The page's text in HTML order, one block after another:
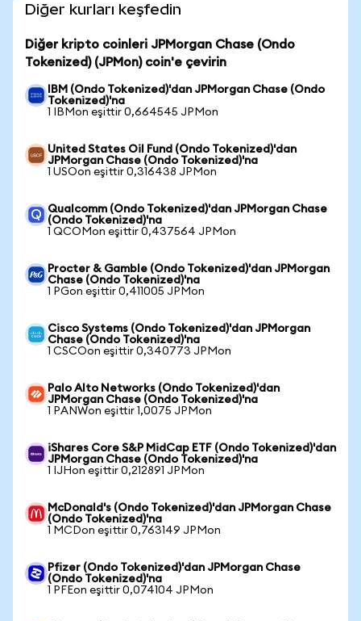
Diğer kurları keşfedin
Diğer kripto coinleri JPMorgan Chase (Ondo
Tokenized) (JPMon) coin'e çevirin
IBM (Ondo Tokenized)'dan JPMorgan Chase (Ondo
Tokenized)'na
1 IBMon eşittir 0,664545 JPMon
United States Oil Fund (Ondo Tokenized)'dan
JPMorgan Chase (Ondo Tokenized)'na
1 USOon eşittir 0,316438 JPMon
Qualcomm (Ondo Tokenized)'dan JPMorgan Chase
(Ondo Tokenized)'na
1 QCOMon eşittir 0,437564 JPMon
Procter & Gamble (Ondo Tokenized)'dan JPMorgan
Chase (Ondo Tokenized)'na
1 PGon eşittir 0,411005 JPMon
Cisco Systems (Ondo Tokenized)'dan JPMorgan
Chase (Ondo Tokenized)'na
1 CSCOon eşittir 0,340773 JPMon
Palo Alto Networks (Ondo Tokenized)'dan
JPMorgan Chase (Ondo Tokenized)'na
1 PANWon eşittir 1,0075 JPMon
iShares Core S&P MidCap ETF (Ondo Tokenized)'dan
JPMorgan Chase (Ondo Tokenized)'na
1 IJHon eşittir 0,212891 JPMon
McDonald's (Ondo Tokenized)'dan JPMorgan Chase
(Ondo Tokenized)'na
1 MCDon eşittir 0,763149 JPMon
Pfizer (Ondo Tokenized)'dan JPMorgan Chase
(Ondo Tokenized)'na
1 PFEon eşittir 0,074104 JPMon